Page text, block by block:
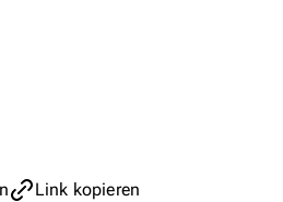
Link kopieren